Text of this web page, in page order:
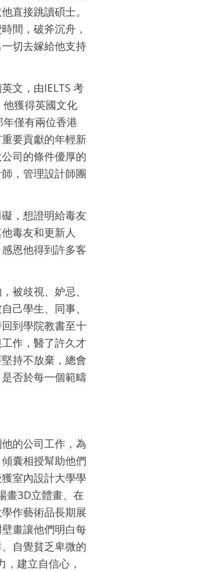
直接跳讀碩士。
間，破斧沉舟，
切去嫁給他支持
文，由IELTS 考
獲得英國文化
僅有兩位香港
要貢獻的年輕新
司的條件優厚的
，管理設計師團
，想證明給毒友
毒友和更新人
恩他得到許多客
被歧視、妒忌、
己學生、同事、
到學院教書至十
作，醫了許久才
持不放棄，總會
否於每一個範疇
的公司工作，為
囊相授幫助他們
室內設計大學學
畫3D立體畫、在
作藝術品長期展
畫讓他們明白每
自覺貧乏卑微的
建立自信心，